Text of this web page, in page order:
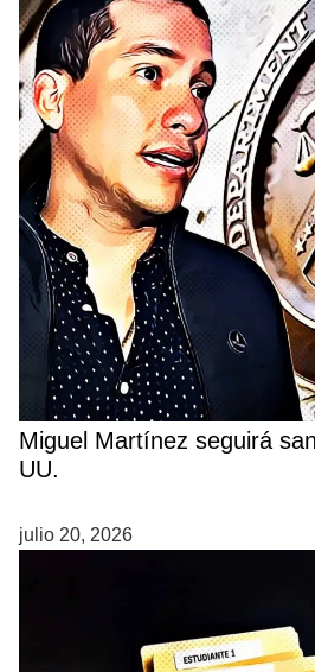
Miguel Martínez seguirá
UU.
julio 20, 2026